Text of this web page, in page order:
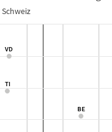
Pflege:Inanspruchnahme
und stationäre
Alters-/
Spitex:
BE
BE
TI
TI
VD
VD